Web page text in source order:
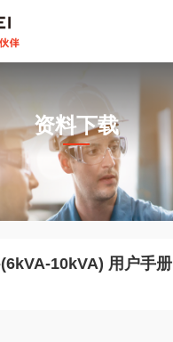
资料下载
10kVA) 用户手册